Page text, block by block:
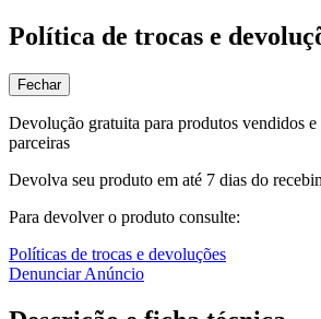
Política de trocas e
Fechar
Devolução gratuita para produtos vendidos e
parceiras
Devolva seu produto em até 7 dias do
Para devolver o produto consulte:
Políticas de trocas e devoluções
Denunciar Anúncio